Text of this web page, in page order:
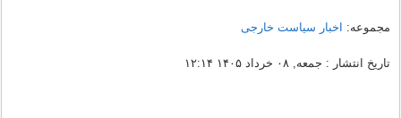
مجموعه: اخبار سیاست خارجی
تاریخ انتشار : جمعه, ۰۸ خرداد ۱۴۰۵ ۱۲:۱۴